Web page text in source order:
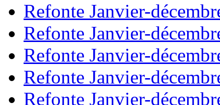
Refonte Janvier-
Refonte Janvier-
Refonte Janvier-
Refonte Janvier-
Refonte Janvier-